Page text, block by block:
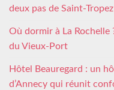
deux pas de Saint-Tropez
Où dormir à La Rochelle
du Vieux-Port
Hôtel Beauregard : un
d’Annecy qui réunit